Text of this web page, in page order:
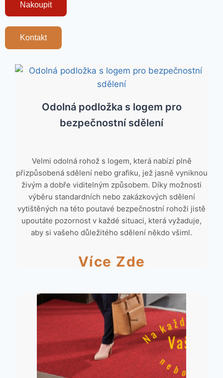
Nakoupit
Kontakt
Odolná podložka s logem pro
bezpečnostní sdělení
Velmi odolná rohož s logem, která nabízí plně
přizpůsobená sdělení nebo grafiku, jež jasně vyniknou
živým a dobře viditelným způsobem. Díky možnosti
výběru standardních nebo zakázkových sdělení
vytištěných na této poutavé bezpečnostní rohoži jistě
upoutáte pozornost v každé situaci, která vyžaduje,
aby si vašeho důležitého sdělení někdo všiml.
Více Zde